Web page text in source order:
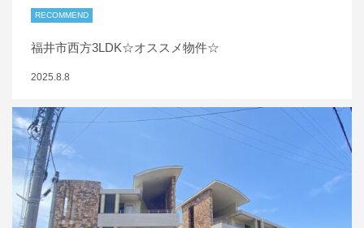
RECOMMEND
福井市西方3LDK☆オススメ物件☆
2025.8.8